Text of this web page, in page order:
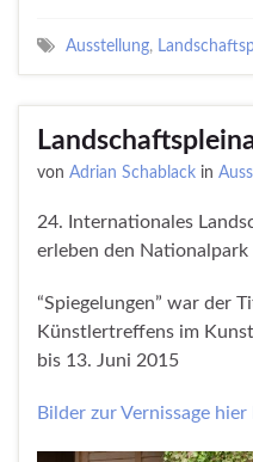
Ausstellung,
von Adrian Schablack in
24. Internationales
erleben den
“Spiegelungen” war der
Künstlertreffens im
bis 13. Juni 2015
Bilder zur Vernissage hier